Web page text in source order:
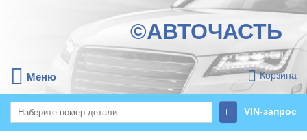
©АВТОЧАСТЬ
Меню Корзина
VIN-запрос